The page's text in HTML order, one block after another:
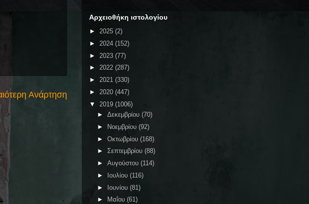
Ανάρτηση
Αρχειοθήκη ιστολογίου
► 2025 (2)
► 2024 (152)
► 2023 (77)
► 2022 (287)
► 2021 (330)
► 2020 (447)
▼ 2019 (1006)
► Δεκεμβρίου (70)
►
Νοεμβρίου (92)
► Οκτωβρίου (168)
► Σεπτεμβρίου (88)
► Αυγούστου (114)
►
Ιουλίου (116)
► Ιουνίου (81)
►
Μαΐου (61)